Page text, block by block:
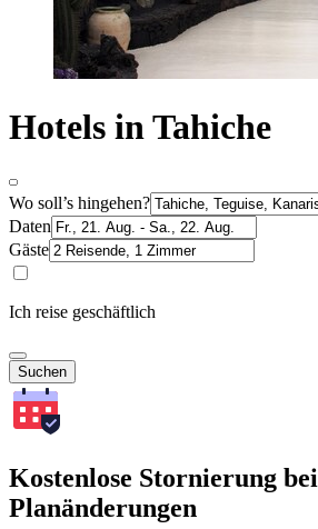
Hotels in Tahiche
Wo soll’s hingehen?
Daten
Gäste
Ich reise geschäftlich
Suchen
Kostenlose Stornierung bei
Planänderungen